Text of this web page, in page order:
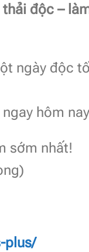
thải độc –
ngày độc
hôm
sớm nhất!
plus/